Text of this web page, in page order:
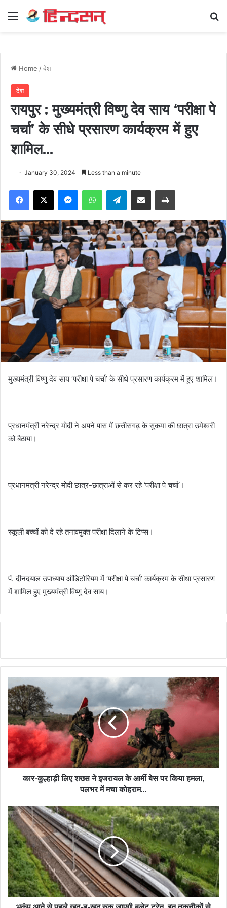
Menu
Home /देश
देश
रायपुर : मुख्यमंत्री विष्णु देव साय ‘परीक्षा पे
चर्चा’ के सीधे प्रसारण कार्यक्रम में हुए
शामिल…
January 30, 2024 Less than a minute
Facebook
X MessengerWhatsAppTelegramShare via Email Print
मुख्यमंत्री विष्णु देव साय ‘परीक्षा पे चर्चा’ के सीधे प्रसारण कार्यक्रम में हुए शामिल।
प्रधानमंत्री नरेन्द्र मोदी ने अपने पास में छत्तीसगढ़ के सुकमा की छात्रा उमेश्वरी
को बैठाया।
प्रधानमंत्री नरेन्द्र मोदी छात्र-छात्राओं से कर रहे ‘परीक्षा पे चर्चा‘।
स्कूली बच्चों को दे रहे तनावमुक्त परीक्षा दिलाने के टिप्स।
पं. दीनदयाल उपाध्याय ऑडिटोरियम में ‘परीक्षा पे चर्चा’ कार्यक्रम के सीधा प्रसारण
में शामिल हुए मुख्यमंत्री विष्णु देव साय।
कार-कुल्हाड़ी लिए शख्स ने इजरायल के आर्मी बेस पर किया हमला,
पलभर में मचा कोहराम...